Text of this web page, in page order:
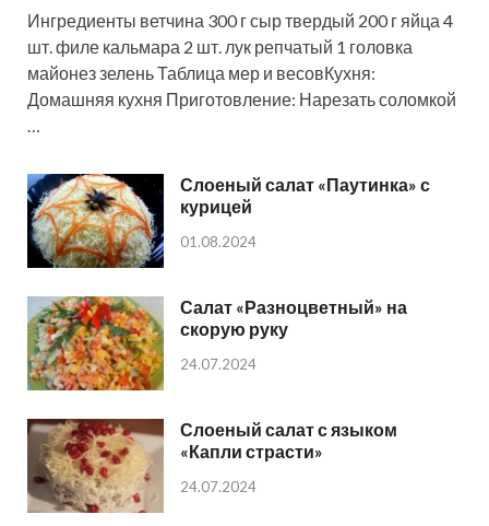
Ингредиенты ветчина 300 г сыр твердый 200 г яйца 4
шт. филе кальмара 2 шт. лук репчатый 1 головка
майонез зелень Таблица мер и весовКухня:
Домашняя кухня Приготовление: Нарезать соломкой
…
Слоеный салат «Паутинка» с
курицей
01.08.2024
Салат «Разноцветный» на
скорую руку
24.07.2024
Слоеный салат с языком
«Капли страсти»
24.07.2024